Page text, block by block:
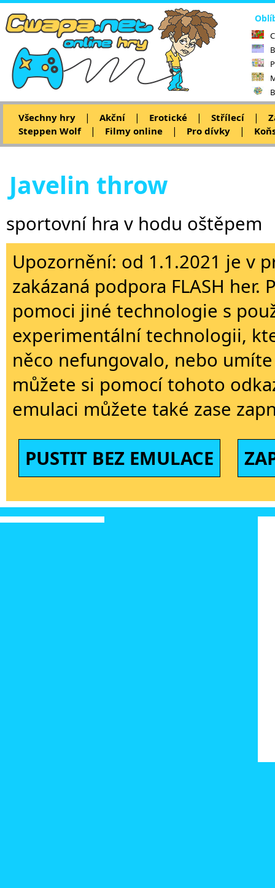
Všechny hry | Akční | Erotické | Střílecí |
Steppen Wolf
| Filmy online | Pro dívky |
Javelin throw
sportovní hra v hodu oštěpem
Upozornění: od 1.1.2021 je v
zakázaná podpora FLASH
pomoci jiné technologie s
experimentální technologii,
něco nefungovalo, nebo
můžete si pomocí tohoto
emulaci můžete také zase
PUSTIT BEZ EMULACE